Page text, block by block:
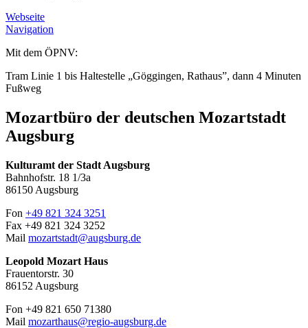
Webseite
Navigation
Mit dem ÖPNV:
Tram Linie 1 bis Haltestelle „Göggingen, Rathaus”, dann 4 Minuten
Fußweg
Mozartbüro der deutschen Mozartstadt
Augsburg
Kulturamt der Stadt Augsburg
Bahnhofstr. 18 1/3a
86150 Augsburg
Fon +49 821 324 3251
Fax +49 821 324 3252
Mail mozartstadt@augsburg.de
Leopold Mozart Haus
Frauentorstr. 30
86152 Augsburg
Fon +49 821 650 71380
Mail mozarthaus@regio-augsburg.de